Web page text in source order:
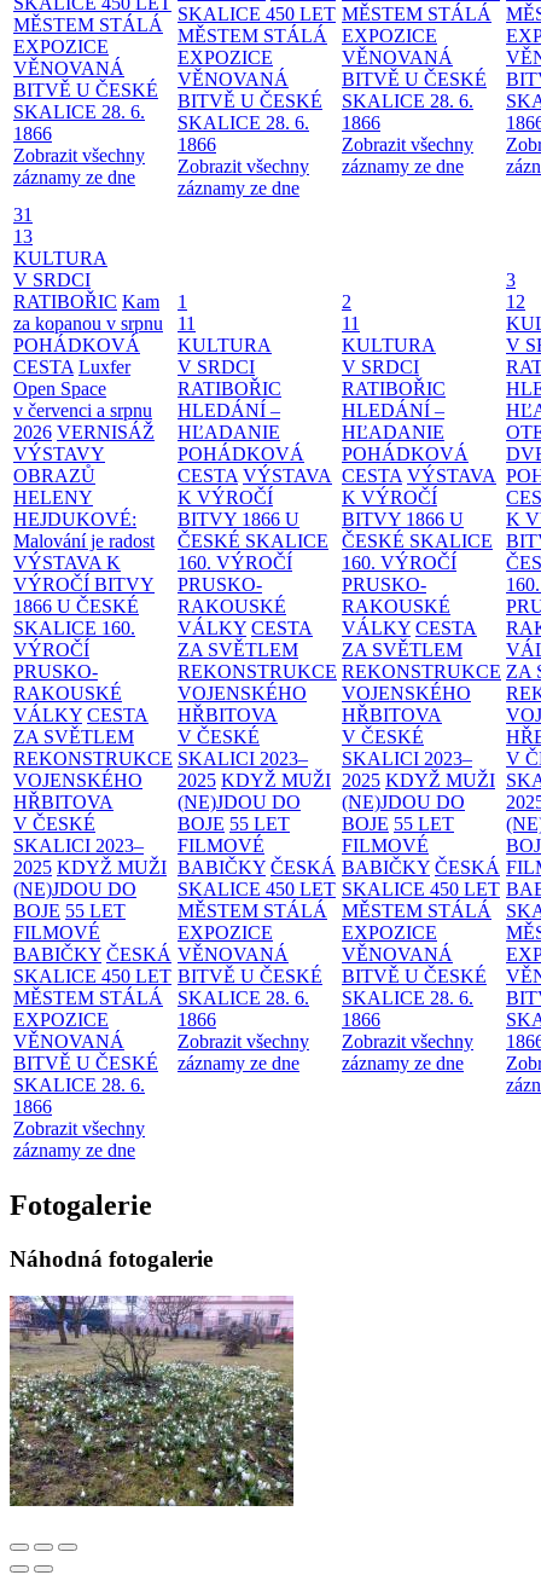
MĚSTEM STÁLÁ
EXPOZICE
VĚNOVANÁ
BITVĚ U ČESKÉ
SKALICE 28. 6.
1866
Zobrazit všechny
záznamy ze dne
SKALICE 450 LET
MĚSTEM STÁLÁ
EXPOZICE
VĚNOVANÁ
BITVĚ U ČESKÉ
SKALICE 28. 6.
1866
Zobrazit všechny
záznamy ze dne
MĚSTEM STÁLÁ
EXPOZICE
VĚNOVANÁ
BITVĚ U ČESKÉ
SKALICE 28. 6.
1866
Zobrazit všechny
záznamy ze dne
31
13
KULTURA
V SRDCI
RATIBOŘIC Kam
za kopanou v srpnu
POHÁDKOVÁ
CESTA Luxfer
Open Space
v červenci a srpnu
2026 VERNISÁŽ
VÝSTAVY
OBRAZŮ
HELENY
HEJDUKOVÉ:
Malování je radost
VÝSTAVA K
VÝROČÍ BITVY
1866 U ČESKÉ
SKALICE 160.
VÝROČÍ
PRUSKO-
RAKOUSKÉ
VÁLKY CESTA
ZA SVĚTLEM
REKONSTRUKCE
VOJENSKÉHO
HŘBITOVA
V ČESKÉ
SKALICI 2023–
2025 KDYŽ MUŽI
(NE)JDOU DO
BOJE 55 LET
FILMOVÉ
BABIČKY ČESKÁ
SKALICE 450 LET
MĚSTEM STÁLÁ
EXPOZICE
VĚNOVANÁ
BITVĚ U ČESKÉ
SKALICE 28. 6.
1866
Zobrazit všechny
záznamy ze dne
1
11
KULTURA
V SRDCI
RATIBOŘIC
HLEDÁNÍ –
HĽADANIE
POHÁDKOVÁ
CESTA VÝSTAVA
K VÝROČÍ
BITVY 1866 U
ČESKÉ SKALICE
160. VÝROČÍ
PRUSKO-
RAKOUSKÉ
VÁLKY CESTA
ZA SVĚTLEM
REKONSTRUKCE
VOJENSKÉHO
HŘBITOVA
V ČESKÉ
SKALICI 2023–
2025 KDYŽ MUŽI
(NE)JDOU DO
BOJE 55 LET
FILMOVÉ
BABIČKY ČESKÁ
SKALICE 450 LET
MĚSTEM STÁLÁ
EXPOZICE
VĚNOVANÁ
BITVĚ U ČESKÉ
SKALICE 28. 6.
1866
Zobrazit všechny
záznamy ze dne
2
11
KULTURA
V SRDCI
RATIBOŘIC
HLEDÁNÍ –
HĽADANIE
POHÁDKOVÁ
CESTA VÝSTAVA
K VÝROČÍ
BITVY 1866 U
ČESKÉ SKALICE
160. VÝROČÍ
PRUSKO-
RAKOUSKÉ
VÁLKY CESTA
ZA SVĚTLEM
REKONSTRUKCE
VOJENSKÉHO
HŘBITOVA
V ČESKÉ
SKALICI 2023–
2025 KDYŽ MUŽI
(NE)JDOU DO
BOJE 55 LET
FILMOVÉ
BABIČKY ČESKÁ
SKALICE 450 LET
MĚSTEM STÁLÁ
EXPOZICE
VĚNOVANÁ
BITVĚ U ČESKÉ
SKALICE 28. 6.
1866
Zobrazit všechny
záznamy ze dne
3
12
V
K
ZA
V
Fotogalerie
Náhodná fotogalerie